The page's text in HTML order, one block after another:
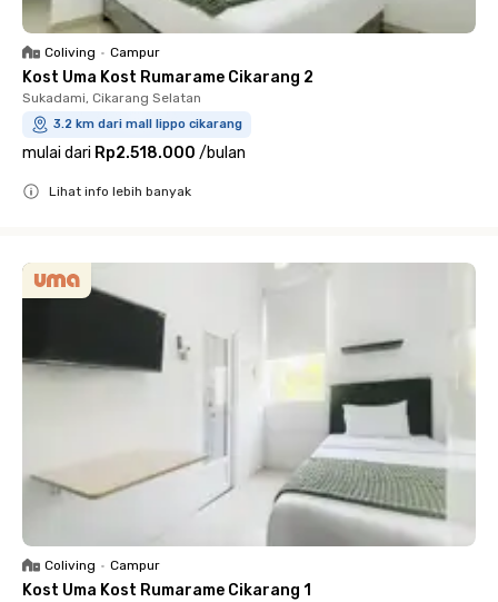
Coliving • Campur
Kost Uma Kost Rumarame Cikarang 2
Sukadami, Cikarang Selatan
3.2 km dari mall lippo cikarang
mulai dari Rp2.518.000 /bulan
Lihat info lebih banyak
Coliving • Campur
Kost Uma Kost Rumarame Cikarang 1